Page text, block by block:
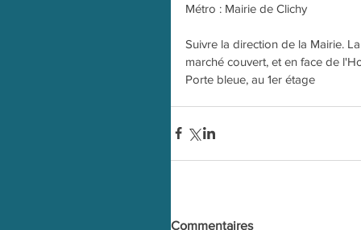
Métro : Mairie de Clichy
Suivre la direction de la Mairie.
marché couvert, et en face de
Porte bleue, au 1er étage
Commentaires